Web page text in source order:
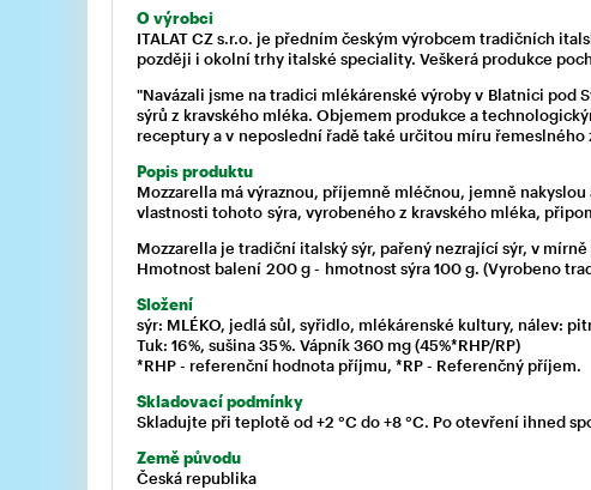
O výrobci
ITALAT CZ s.r.o. je předním českým výrobcem tradičních
později i okolní trhy italské speciality. Veškerá produkce
"Navázali jsme na tradici mlékárenské výroby v Blatnici
sýrů z kravského mléka. Objemem produkce a
receptury a v neposlední řadě také určitou míru řemeslného
Popis produktu
Mozzarella má výraznou, příjemně mléčnou, jemně
vlastnosti tohoto sýra, vyrobeného z kravského mléka,
Mozzarella je tradiční italský sýr, pařený nezrající sýr, v
Hmotnost balení 200 g - hmotnost sýra 100 g. (Vyrobeno
Složení
sýr: MLÉKO, jedlá sůl, syřidlo, mlékárenské kultury, nálev:
Tuk: 16 %, sušina 35 %. Vápník 360 mg (45%*RHP/RP)
*RHP - referenční hodnota příjmu, *RP - Referenčný příjem.
Skladovací podmínky
Skladujte při teplotě od +2 °C do +8 °C. Po otevření ihned
Země původu
Česká republika